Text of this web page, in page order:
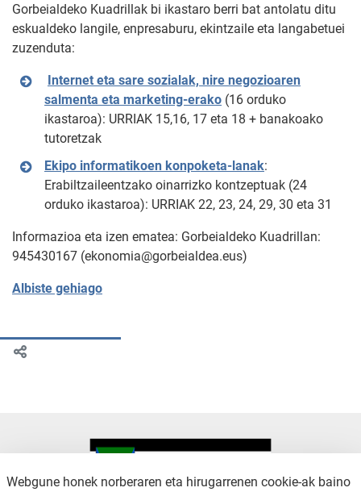
Gorbeialdeko Kuadrillak bi ikastaro berri bat antolatu ditu
eskualdeko langile, enpresaburu, ekintzaile eta langabetuei
zuzenduta:
Internet eta sare sozialak, nire negozioaren
salmenta eta marketing-erako (16 orduko
ikastaroa): URRIAK 15,16, 17 eta 18 + banakoako
tutoretzak
Ekipo informatikoen konpoketa-lanak:
Erabiltzaileentzako oinarrizko kontzeptuak (24
orduko ikastaroa): URRIAK 22, 23, 24, 29, 30 eta 31
Informazioa eta izen ematea: Gorbeialdeko Kuadrillan:
945430167 (ekonomia@gorbeialdea.eus)
Albiste gehiago
Webgune honek norberaren eta hirugarrenen cookie-ak baino